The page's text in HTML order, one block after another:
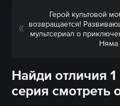
Герой культовой
возвращается!
мультсериал о
Няма
Найди отличия 1
серия смотреть